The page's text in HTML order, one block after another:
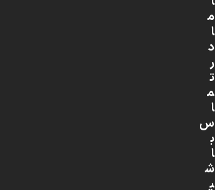
م
ا
د
ر
ت
م
ا
س
ب
ا
ش
ی